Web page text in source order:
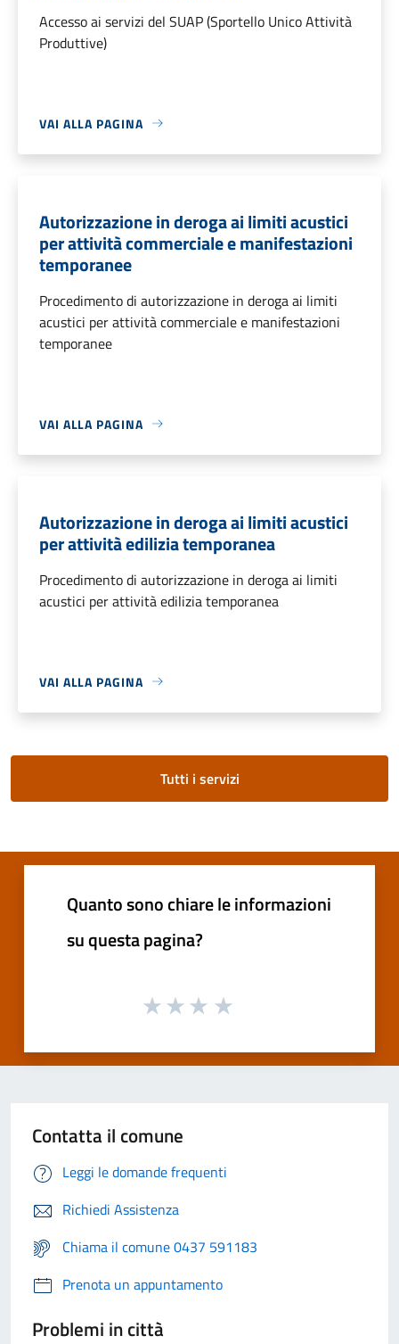
Accesso ai servizi del SUAP (Sportello Unico Attività
Produttive)
VAI ALLA PAGINA
Autorizzazione in deroga ai limiti acustici
per attività commerciale e manifestazioni
temporanee
Procedimento di autorizzazione in deroga ai limiti
acustici per attività commerciale e manifestazioni
temporanee
VAI ALLA PAGINA
Autorizzazione in deroga ai limiti acustici
per attività edilizia temporanea
Procedimento di autorizzazione in deroga ai limiti
acustici per attività edilizia temporanea
VAI ALLA PAGINA
Tutti i servizi
Quanto sono chiare le informazioni
su questa pagina?
Contatta il comune
Leggi le domande frequenti
Richiedi Assistenza
Chiama il comune 0437 591183
Prenota un appuntamento
Problemi in città